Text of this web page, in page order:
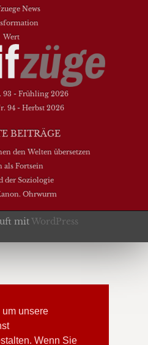
unsere
Wenn Sie
News
Wert
93 - Frühling 2026
94 - Herbst 2026
BEITRÄGE
den Welten übersetzen
als Fortsein
der Soziologie
Ohrwurm
mitWordPress